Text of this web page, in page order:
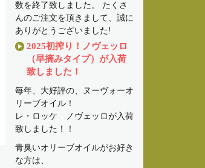
数を終了致しました。 たくさ
んのご注文を頂きまして、誠に
ありがとうございました!
2025初搾り！ノヴェッロ
（早摘みタイプ）が入荷
致しました！
毎年、大好評の、ヌーヴォーオ
リーブオイル！
レ・ロッケ ノヴェッロが入荷
致しました！！
青臭いオリーブオイルがお好き
な方は、